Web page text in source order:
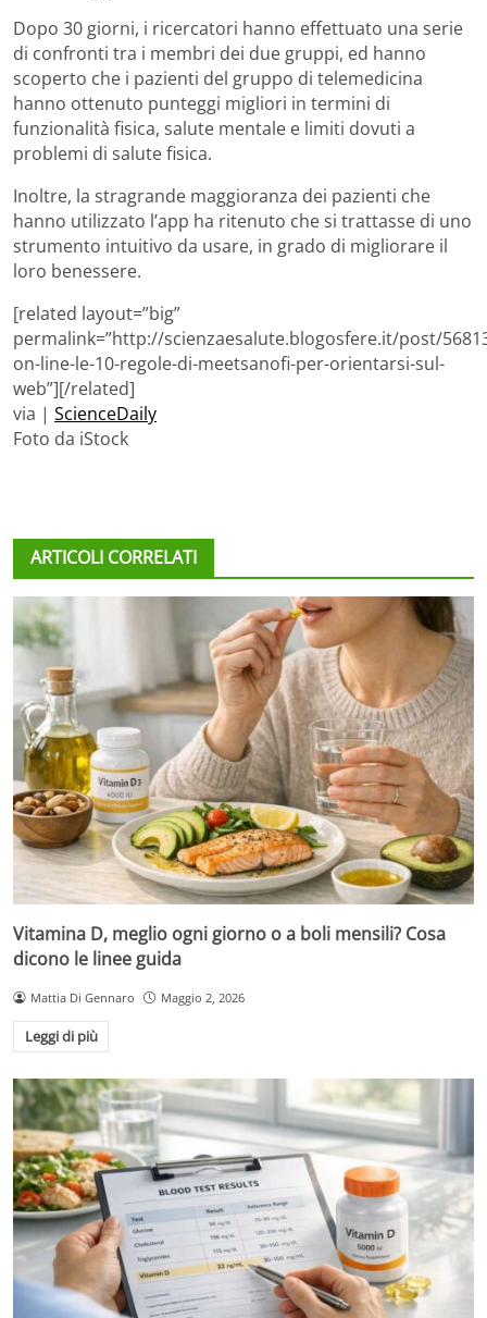
Dopo 30 giorni, i ricercatori hanno effettuato una serie
di confronti tra i membri dei due gruppi, ed hanno
scoperto che i pazienti del gruppo di telemedicina
hanno ottenuto punteggi migliori in termini di
funzionalità fisica, salute mentale e limiti dovuti a
problemi di salute fisica.
Inoltre, la stragrande maggioranza dei pazienti che
hanno utilizzato l’app ha ritenuto che si trattasse di uno
strumento intuitivo da usare, in grado di migliorare il
loro benessere.
[related layout=”big”
permalink=”http://scienzaesalute.blogosfere.it/post/
on-line-le-10-regole-di-meetsanofi-per-orientarsi-sul-
web”][/related]
via | ScienceDaily
Foto da iStock
ARTICOLI CORRELATI
Vitamina D, meglio ogni giorno o a boli mensili? Cosa
dicono le linee guida
Mattia Di Gennaro Maggio 2, 2026
Leggi di più